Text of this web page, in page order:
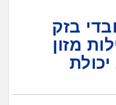
בזק
מזון